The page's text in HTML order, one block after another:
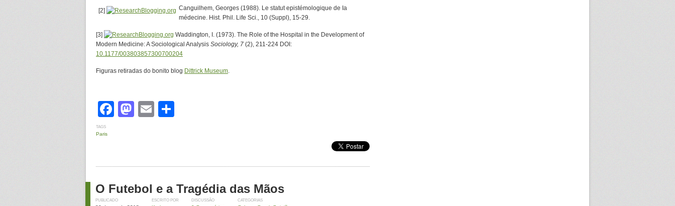
[2]
Canguilhem, Georges (1988). Le statut epistémologique de Ia
médecine. Hist. Phil. Life Sci., 10 (Suppl), 15-29.
[3]
Waddington, I. (1973). The Role of the Hospital in the Development of
Modern Medicine: A Sociological Analysis Sociology, 7 (2), 211-224 DOI:
10.1177/003803857300700204
Figuras retiradas do bonito blog Dittrick Museum.
Facebook
Mastodon
Email
TAGS
Paris
O Futebol e a Tragédia das Mãos
PUBLICADO ESCRITO POR DISCUSSÃO CATEGORIAS